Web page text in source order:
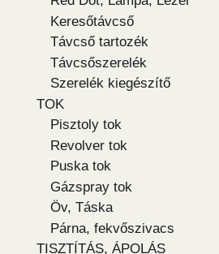
Keresőtávcső
Távcső tartozék
Távcsőszerelék
Szerelék kiegészítő
TOK
Pisztoly tok
Revolver tok
Puska tok
Gázspray tok
Öv, Táska
Párna, fekvőszivacs
TISZTÍTÁS, ÁPOLÁS